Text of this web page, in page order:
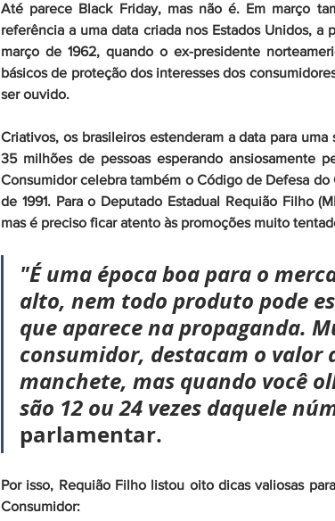
Até parece Black Friday, mas não é. Em março
referência a uma data criada nos Estados Unidos,
março de 1962, quando o ex-presidente
básicos de proteção dos interesses dos
ser ouvido.
Criativos, os brasileiros estenderam a data para
35 milhões de pessoas esperando ansiosamente
Consumidor celebra também o Código de Defesa do
de 1991. Para o Deputado Estadual Requião Filho
mas é preciso ficar atento às promoções muito
"É uma época boa para o
alto, nem todo produto pode
que aparece na propaganda.
consumidor, destacam o valor
manchete, mas quando você
são 12 ou 24 vezes daquele
parlamentar.
Por isso, Requião Filho listou oito dicas valiosas
Consumidor: